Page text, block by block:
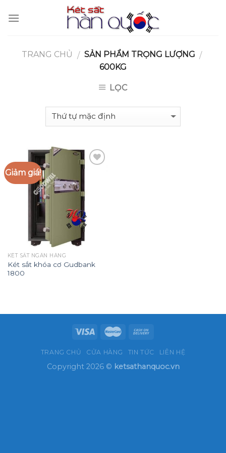
TRANG CHỦ / SẢN PHẨM TRỌNG LƯỢNG /
600KG
LỌC
Giảm giá!
KÉT SẮT NGÂN HÀNG
Két sắt khóa cơ Gudbank
1800
TRANG CHỦ CỬA HÀNG TIN TỨC LIÊN HỆ
Copyright 2026 © ketsathanquoc.vn